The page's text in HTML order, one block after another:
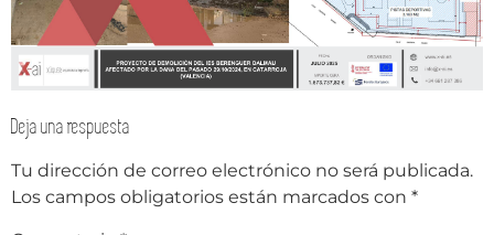
Deja una respuesta
Tu dirección de correo electrónico no será publicada.
Los campos obligatorios están marcados con *